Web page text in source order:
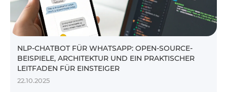
NLP-CHATBOT FÜR WHATSAPP: OPEN-SOURCE-
BEISPIELE, ARCHITEKTUR UND EIN PRAKTISCHER
LEITFADEN FÜR EINSTEIGER
22.10.2025